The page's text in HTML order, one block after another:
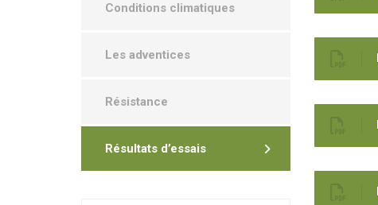
Conditions climatiques
Les adventices
Résistance
Résultats d’essais